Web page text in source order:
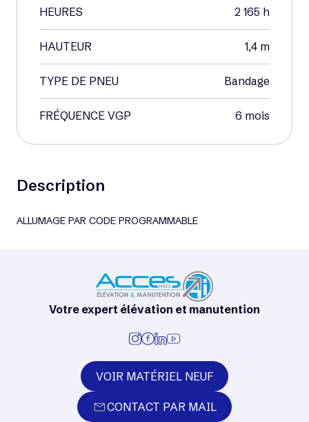
HEURES 2 165 h
HAUTEUR 1,4 m
TYPE DE PNEU Bandage
FRÉQUENCE VGP 6 mois
Description
ALLUMAGE PAR CODE PROGRAMMABLE
Votre expert élévation et manutention
VOIR MATÉRIEL NEUF
CONTACT PAR MAIL